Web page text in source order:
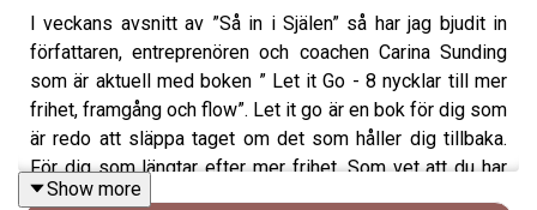
I veckans avsnitt av ”Så in i Själen” så har jag bjudit in
författaren, entreprenören och coachen Carina Sunding
som är aktuell med boken ” Let it Go - 8 nycklar till mer
frihet, framgång och flow”. Let it go är en bok för dig som
är redo att släppa taget om det som håller dig tillbaka.
För dig som längtar efter mer frihet. Som vet att du har
mer att ge och vill hitta din grej. Åtta mentala metoder för
Show more